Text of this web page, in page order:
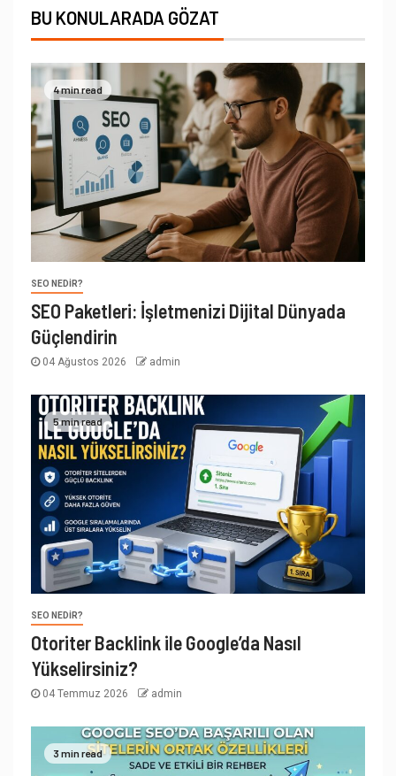
BU KONULARADA GÖZAT
4 min read
SEO NEDIR?
SEO Paketleri: İşletmenizi Dijital Dünyada
Güçlendirin
04 Ağustos 2026 admin
5 min read
SEO NEDIR?
Otoriter Backlink ile Google’da Nasıl
Yükselirsiniz?
04 Temmuz 2026 admin
3 min read